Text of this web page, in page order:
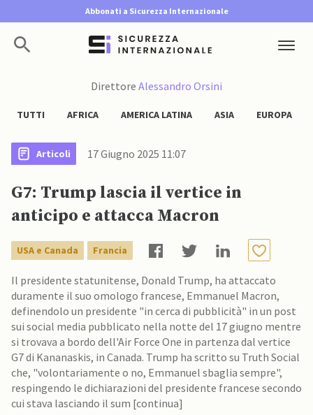
Abbonati a Sicurezza Internazionale
Direttore Alessandro Orsini
TUTTI AFRICA AMERICA LATINA ASIA EUROPA
Articoli 17 Giugno 2025 11:07
G7: Trump lascia il vertice in
anticipo e attacca Macron
USA e Canada Francia
Il presidente statunitense, Donald Trump, ha attaccato
duramente il suo omologo francese, Emmanuel Macron,
definendolo un presidente "in cerca di pubblicità" in un post
sui social media pubblicato nella notte del 17 giugno mentre
si trovava a bordo dell'Air Force One in partenza dal vertice
G7 di Kananaskis, in Canada. Trump ha scritto su Truth Social
che, "volontariamente o no, Emmanuel sbaglia sempre",
respingendo le dichiarazioni del presidente francese secondo
cui stava lasciando il sum [continua]